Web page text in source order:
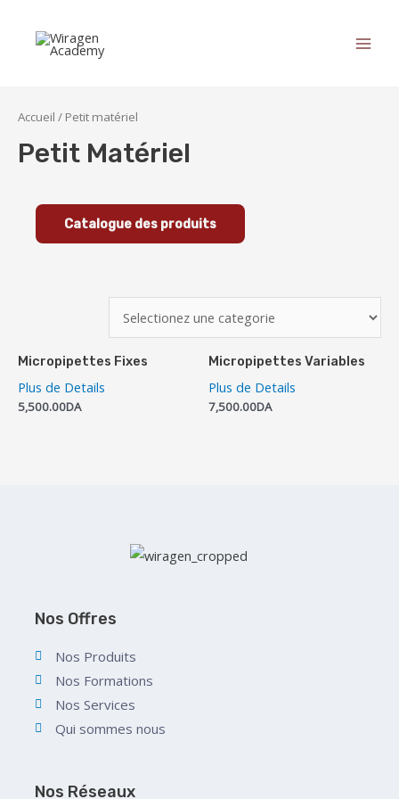
Accueil / Petit matériel
Petit Matériel
Catalogue des produits
Micropipettes Fixes
Plus de Details
5,500.00DA
Micropipettes Variables
Plus de Details
7,500.00DA
Nos Offres
Nos Produits
Nos Formations
Nos Services
Qui sommes nous
Nos Réseaux